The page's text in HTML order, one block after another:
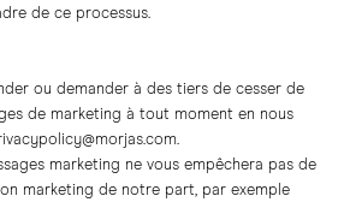
de ce processus.
ou demander à des tiers de cesser de
de marketing à tout moment en nous
.
marketing ne vous empêchera pas de
marketing de notre part, par exemple